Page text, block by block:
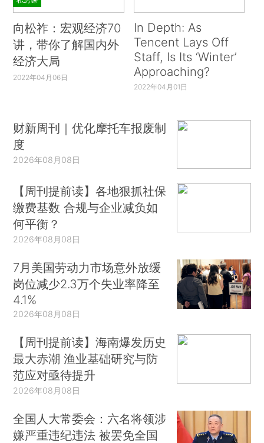
向松祚：宏观经济70
讲，带你了解国内外
经济大局
2022年04月06日
In Depth: As
Tencent Lays Off
Staff, Is Its ‘Winter’
Approaching?
2022年04月01日
财新周刊｜优化摩托车报废制
度
2026年08月08日
【周刊提前读】各地狠抓社保
缴费基数 合规与企业减负如
何平衡？
2026年08月08日
7月美国劳动力市场意外放缓
岗位减少2.3万个失业率降至
4.1%
2026年08月08日
【周刊提前读】海南爆发历史
最大赤潮 渔业基础研究与防
范应对亟待提升
2026年08月08日
全国人大常委会：六名将领涉
嫌严重违纪违法 被罢免全国